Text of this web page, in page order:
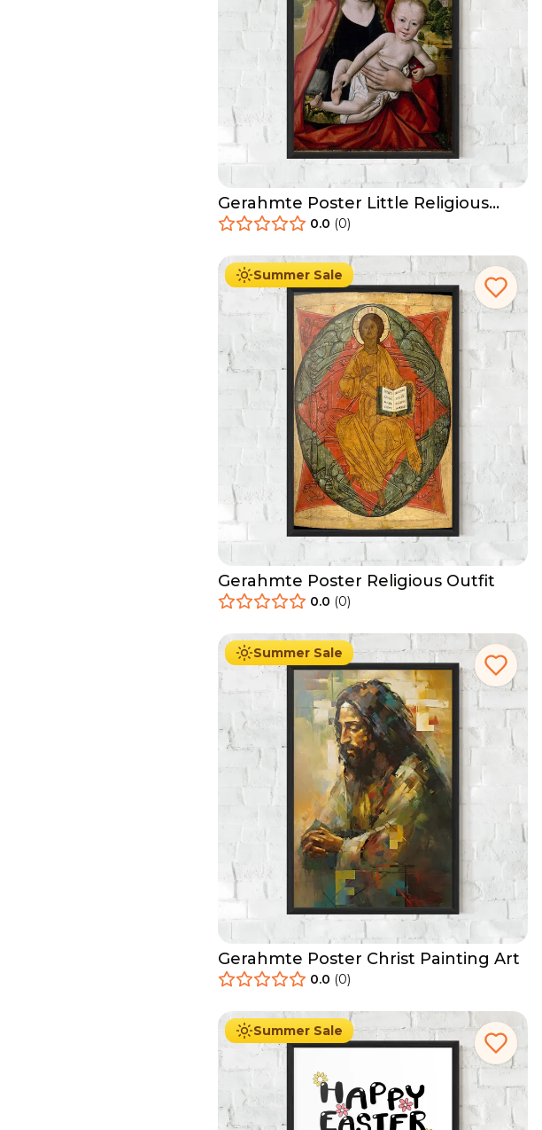
Gerahmte Poster Little Religious
Baby
0.0 (0)
Summer Sale
Ab 49.90 € 29.90
Gerahmte Poster Religious Outfit
0.0 (0)
Summer Sale
Ab 49.90 € 29.90
Gerahmte Poster Christ Painting Art
0.0 (0)
Summer Sale
Ab 49.90 € 29.90